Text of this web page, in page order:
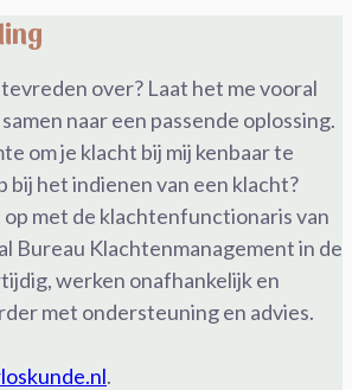
over? Laat het me vooral
naar een passende oplossing.
om je klacht bij mij kenbaar te
bij het indienen van een klacht?
met de klachtenfunctionaris van
Bureau Klachtenmanagement in de
werken onafhankelijk en
met ondersteuning en advies.
.